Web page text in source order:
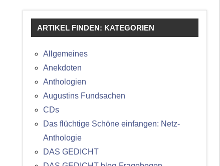
ARTIKEL FINDEN: KATEGORIEN
Allgemeines
Anekdoten
Anthologien
Augustins Fundsachen
CDs
Das flüchtige Schöne einfangen: Netz-
Anthologie
DAS GEDICHT